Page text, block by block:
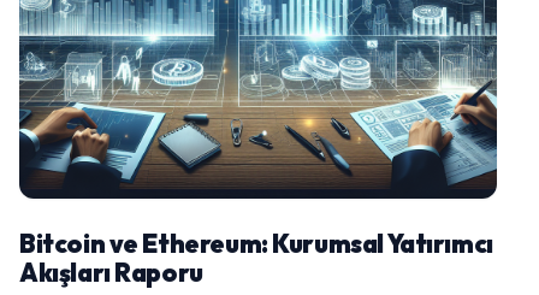
Bitcoin ve Ethereum: Kurumsal Yatırımcı
Akışları Raporu